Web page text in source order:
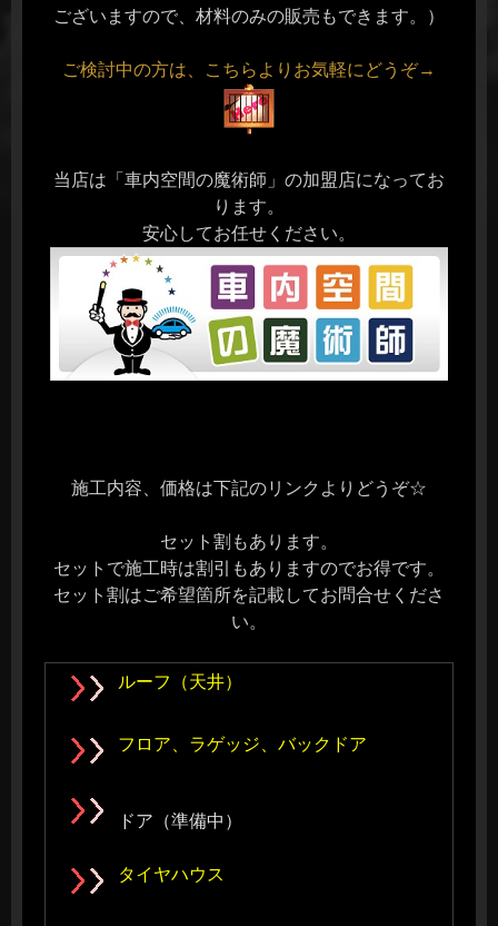
ございますので、材料のみの販売もできます。）
ご検討中の方は、こちらよりお気軽にどうぞ→
当店は「車内空間の魔術師」の加盟店になってお
ります。
安心してお任せください。
施工内容、価格は下記のリンクよりどうぞ☆
セット割もあります。
セットで施工時は割引もありますのでお得です。
セット割はご希望箇所を記載してお問合せくださ
い。
ルーフ（天井）
フロア、ラゲッジ、バックドア
ドア（準備中）
タイヤハウス